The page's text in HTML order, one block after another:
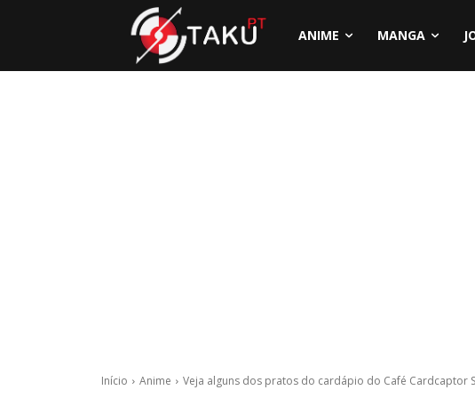
ANIME MANGA
Início Anime Veja alguns dos pratos do cardápio do Café Cardcaptor